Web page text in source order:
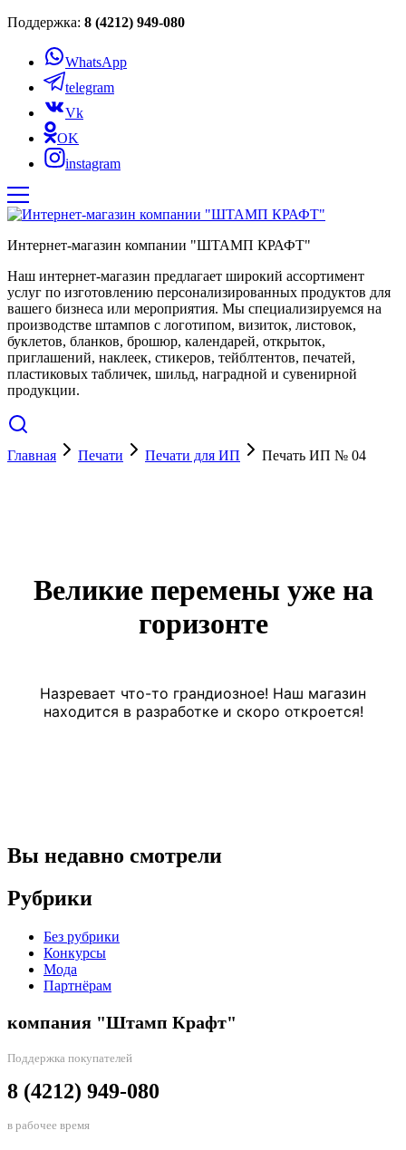
Поддержка: 8 (4212) 949-080
WhatsApp
telegram
Vk
OK
instagram
Интернет-магазин компании "ШТАМП КРАФТ"
Наш интернет-магазин предлагает широкий ассортимент
услуг по изготовлению персонализированных продуктов для
вашего бизнеса или мероприятия. Мы специализируемся на
производстве штампов с логотипом, визиток, листовок,
буклетов, бланков, брошюр, календарей, открыток,
приглашений, наклеек, стикеров, тейблтентов, печатей,
пластиковых табличек, шильд, наградной и сувенирной
продукции.
Главная Печати Печати для ИП Печать ИП № 04
Великие перемены уже на
горизонте
Назревает что-то грандиозное! Наш магазин
находится в разработке и скоро откроется!
Вы недавно смотрели
Рубрики
Без рубрики
Конкурсы
Мода
Партнёрам
компания "Штамп Крафт"
Поддержка покупателей
8 (4212) 949-080
в рабочее время